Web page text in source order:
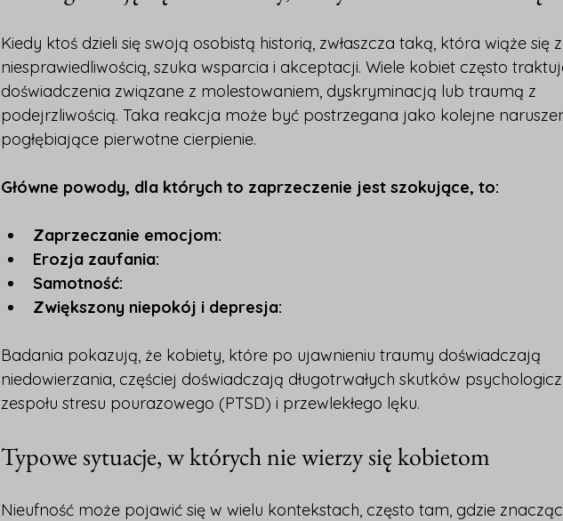
Kiedy ktoś dzieli się swoją osobistą historią, zwłaszcza taką, która wiąże się
niesprawiedliwością, szuka wsparcia i akceptacji. Wiele kobiet często
doświadczenia związane z molestowaniem, dyskryminacją lub traumą z
podejrzliwością. Taka reakcja może być postrzegana jako kolejne
pogłębiające pierwotne cierpienie.
Główne powody, dla których to zaprzeczenie jest szokujące, to:
Zaprzeczanie emocjom:
Erozja zaufania:
Samotność:
Zwiększony niepokój i depresja:
Badania pokazują, że kobiety, które po ujawnieniu traumy doświadczają
niedowierzania, częściej doświadczają długotrwałych skutków
zespołu stresu pourazowego (PTSD) i przewlekłego lęku.
Typowe sytuacje, w których nie wierzy się kobietom
Nieufność może pojawić się w wielu kontekstach, często tam, gdzie